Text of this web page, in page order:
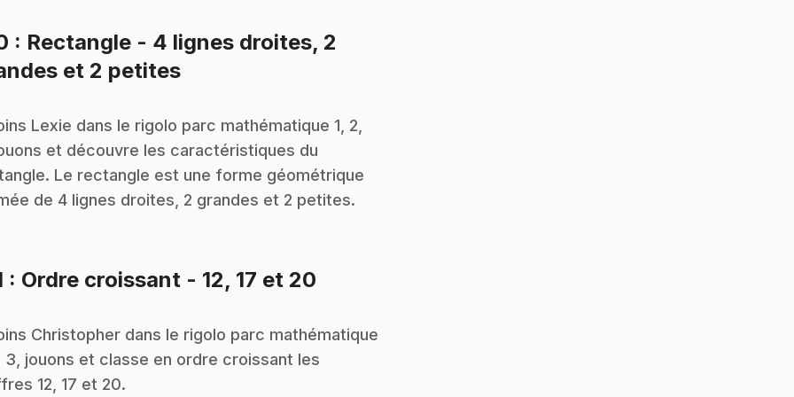
: Rectangle - 4 lignes droites, 2
et 2 petites.
Lexie dans le rigolo parc mathématique 1, 2,
et découvre les caractéristiques du
Le rectangle est une forme géométrique
de 4 lignes droites, 2 grandes et 2 petites.
: Ordre croissant - 12, 17 et 20
Christopher dans le rigolo parc mathématique
3, jouons et classe en ordre croissant les
12, 17 et 20.